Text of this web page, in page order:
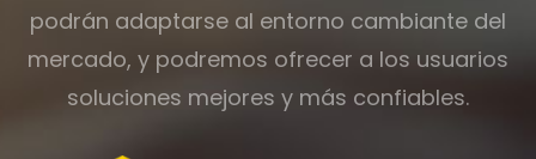
podrán adaptarse al entorno cambiante del
mercado, y podremos ofrecer a los usuarios
soluciones mejores y más confiables.